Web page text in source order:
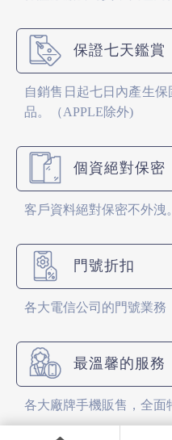
保證七天鑑賞
自銷售日起七日內產生
品。（APPLE除外)
個資絕對保密
客戶資料絕對保密不外洩。
門號折扣
各大電信公司的門號業務
最溫馨的服務
各大廠牌手機販售，全面